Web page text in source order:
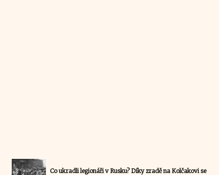
Co ukradli legionáři v Rusku? Díky zradě na Kolčakovi se